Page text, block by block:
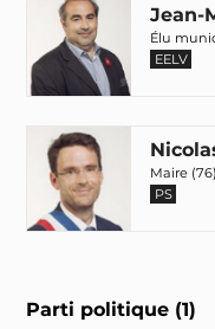
Jean-
Élu
EELV
Maire (76)
PS
Parti politique (1)